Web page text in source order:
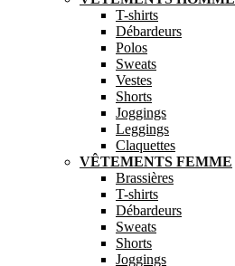
T-shirts
Débardeurs
Polos
Sweats
Vestes
Shorts
Joggings
Leggings
Claquettes
VÊTEMENTS FEMME
Brassières
T-shirts
Débardeurs
Sweats
Shorts
Joggings